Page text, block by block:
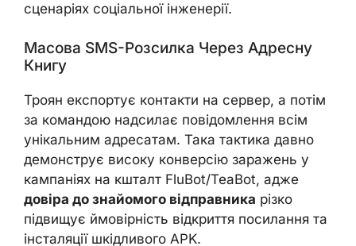
сценаріях соціальної інженерії.
Масова SMS-Розсилка Через Адресну
Книгу
Троян експортує контакти на сервер, а потім
за командою надсилає повідомлення всім
унікальним адресатам. Така тактика давно
демонструє високу конверсію заражень у
кампаніях на кшталт FluBot/TeaBot, адже
довіра до знайомого відправника різко
підвищує ймовірність відкриття посилання та
інсталяції шкідливого APK.